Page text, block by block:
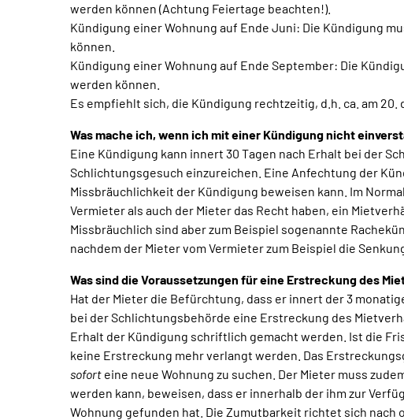
werden können (Achtung Feiertage beachten!).
Kündigung einer Wohnung auf Ende Juni: Die Kündigung
können.
Kündigung einer Wohnung auf Ende September: Die
werden können.
Es empfiehlt sich, die Kündigung rechtzeitig, d.h. ca. am 20.
Was mache ich, wenn ich mit einer Kündigung nicht
Eine Kündigung kann innert 30 Tagen nach Erhalt bei der
Schlichtungsgesuch einzureichen. Eine Anfechtung der
Missbräuchlichkeit der Kündigung beweisen kann. Im
Vermieter als auch der Mieter das Recht haben, ein
Missbräuchlich sind aber zum Beispiel sogenannte
nachdem der Mieter vom Vermieter zum Beispiel die
Was sind die Voraussetzungen für eine Erstreckung des
Hat der Mieter die Befürchtung, dass er innert der 3
bei der Schlichtungsbehörde eine Erstreckung des
Erhalt der Kündigung schriftlich gemacht werden. Ist die
keine Erstreckung mehr verlangt werden. Das
sofort eine neue Wohnung zu suchen. Der Mieter muss
werden kann, beweisen, dass er innerhalb der ihm zur
Wohnung gefunden hat. Die Zumutbarkeit richtet sich